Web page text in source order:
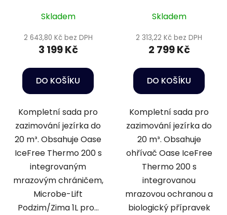
Skladem
2 643,80 Kč bez DPH
3 199 Kč
DO KOŠÍKU
Kompletní sada pro
zazimování jezírka do
20 m³. Obsahuje Oase
IceFree Thermo 200 s
integrovaným
mrazovým chráničem,
Microbe-Lift
Podzim/Zima 1L pro...
Skladem
2 313,22 Kč bez DPH
2 799 Kč
DO KOŠÍKU
Kompletní sada pro
zazimování jezírka do
20 m³. Obsahuje
ohřívač Oase IceFree
Thermo 200 s
integrovanou
mrazovou ochranou a
biologický přípravek